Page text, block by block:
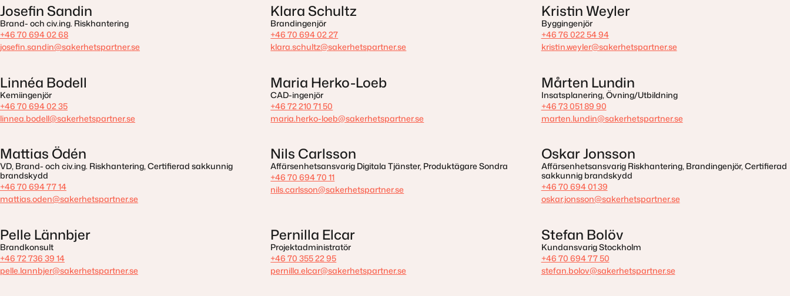
Josefin Sandin
Brand- och civ.ing. Riskhantering
+46 70 694 02 68
josefin.sandin@sakerhetspartner.se
Klara Schultz
Brandingenjör
+46 70 694 02 27
klara.schultz@sakerhetspartner.se
Kristin Weyler
Byggingenjör
+46 76 022 54 94
kristin.weyler@sakerhetspartner.se
Linnéa Bodell
Kemiingenjör
+46 70 694 02 35
linnea.bodell@sakerhetspartner.se
Maria Herko-Loeb
CAD-ingenjör
+46 72 210 71 50
maria.herko-loeb@sakerhetspartner.se
Mårten Lundin
Insatsplanering, Övning/Utbildning
+46 73 051 89 90
marten.lundin@sakerhetspartner.se
Mattias Ödén
VD, Brand- och civ.ing. Riskhantering, Certifierad sakkunnig
brandskydd
+46 70 694 77 14
mattias.oden@sakerhetspartner.se
Nils Carlsson
Affärsenhetsansvarig Digitala Tjänster, Produktägare Sondra
+46 70 694 70 11
nils.carlsson@sakerhetspartner.se
Oskar Jonsson
Affärsenhetsansvarig Riskhantering, Brandingenjör, Certifierad
sakkunnig brandskydd
+46 70 694 01 39
oskar.jonsson@sakerhetspartner.se
Pelle Lännbjer
Brandkonsult
+46 72 736 39 14
pelle.lannbjer@sakerhetspartner.se
Pernilla Elcar
Projektadministratör
+46 70 355 22 95
pernilla.elcar@sakerhetspartner.se
Stefan Bolöv
Kundansvarig Stockholm
+46 70 694 77 50
stefan.bolov@sakerhetspartner.se